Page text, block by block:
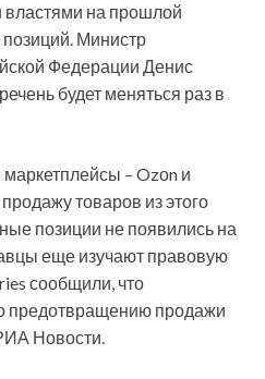
на прошлой
позиций. Министр
Федерации Денис
будет меняться раз в
– Ozоn и
товаров из этого
позиции не появились на
еще изучают правовую
сообщили, что
предотвращению продажи
Новости.